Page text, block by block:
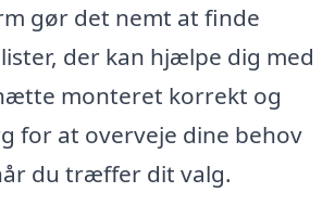
gør det nemt at finde
der kan hjælpe dig med
monteret korrekt og
for at overveje dine behov
du træffer dit valg.